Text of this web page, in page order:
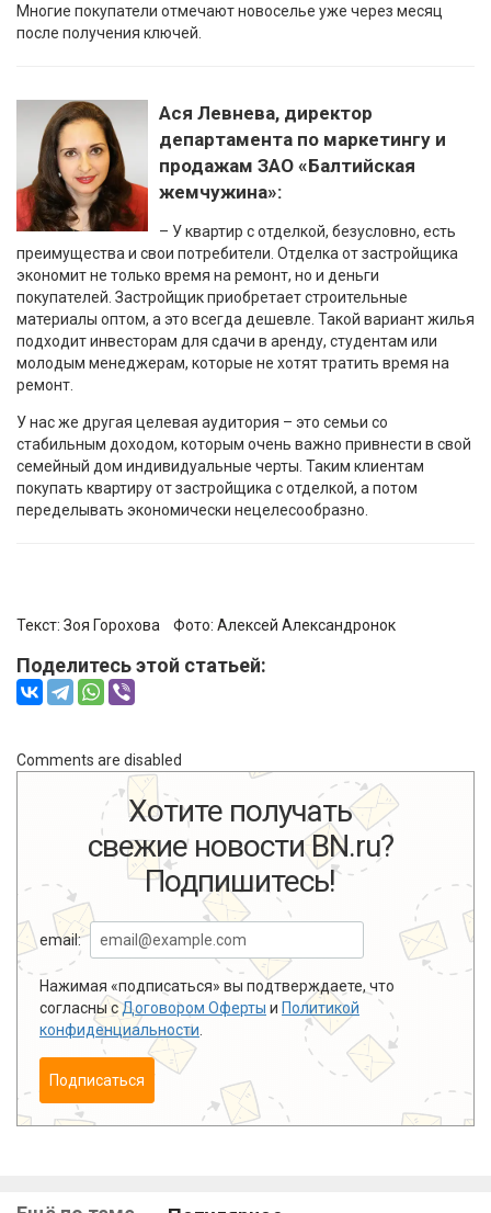
Многие покупатели отмечают новоселье уже через месяц
после получения ключей.
Ася Левнева, директор
департамента по маркетингу и
продажам ЗАО «Балтийская
жемчужина»:
– У квартир с отделкой, безусловно, есть
преимущества и свои потребители. Отделка от застройщика
экономит не только время на ремонт, но и деньги
покупателей. Застройщик приобретает строительные
материалы оптом, а это всегда дешевле. Такой вариант жилья
подходит инвесторам для сдачи в аренду, студентам или
молодым менеджерам, которые не хотят тратить время на
ремонт.
У нас же другая целевая аудитория – это семьи со
стабильным доходом, которым очень важно привнести в свой
семейный дом индивидуальные черты. Таким клиентам
покупать квартиру от застройщика с отделкой, а потом
переделывать экономически нецелесообразно.
Текст: Зоя Горохова Фото: Алексей Александронок
Поделитесь этой статьей:
Comments are disabled
Хотите получать
свежие новости BN.ru?
Подпишитесь!
email:
Нажимая «подписаться» вы подтверждаете, что
согласны сДоговором Оферты и Политикой
конфиденциальности.
Подписаться